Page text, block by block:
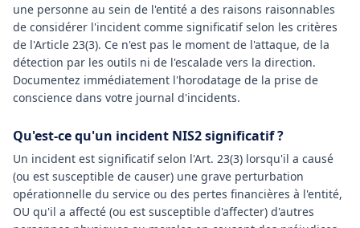
une personne au sein de l'entité a des raisons raisonnables
de considérer l'incident comme significatif selon les critères
de l'Article 23(3). Ce n'est pas le moment de l'attaque, de la
détection par les outils ni de l'escalade vers la direction.
Documentez immédiatement l'horodatage de la prise de
conscience dans votre journal d'incidents.
Qu'est-ce qu'un incident NIS2 significatif ?
Un incident est significatif selon l'Art. 23(3) lorsqu'il a causé
(ou est susceptible de causer) une grave perturbation
opérationnelle du service ou des pertes financières à l'entité,
OU qu'il a affecté (ou est susceptible d'affecter) d'autres